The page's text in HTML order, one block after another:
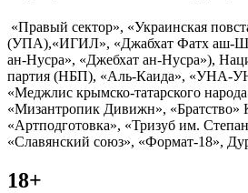
«Правый сектор», «Украинская
(УПА),«ИГИЛ», «Джабхат Фатх аш-
ан-Нусра», «Джебхат ан-Нусра»),
партия (НБП), «Аль-Каида», «УНА-
«Меджлис крымско-татарского
«Мизантропик Дивижн», «Братство»
«Артподготовка», «Тризуб им.
«Славянский союз», «Формат-18»,
18+